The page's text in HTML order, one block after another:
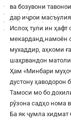
ва бозувони
дар иҷрои
Ислоҳ тули ин ҳафт
мекарданд,намоён
мухаддир, аҳкоми
шаҳрвандон
Ҳам «Минбари
дустону ҳаводорон
Тамоси мо бо
рӯзона садҳо нома
Ба як ҷумла